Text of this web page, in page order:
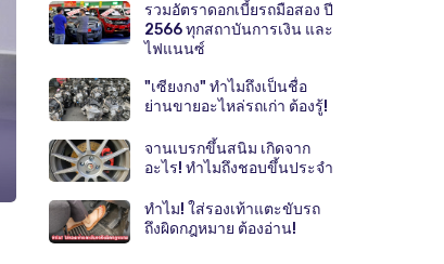
รวมอัตราดอกเบี้ยรถมือสอง ปี
2566 ทุกสถาบันการเงิน และ
ไฟแนนซ์
"เซียงกง" ทำไมถึงเป็นชื่อ
ย่านขายอะไหล่รถเก่า ต้องรู้!
จานเบรกขึ้นสนิม เกิดจาก
อะไร! ทำไมถึงชอบขึ้นประจำ
ทำไม! ใส่รองเท้าแตะขับรถ
ถึงผิดกฎหมาย ต้องอ่าน!